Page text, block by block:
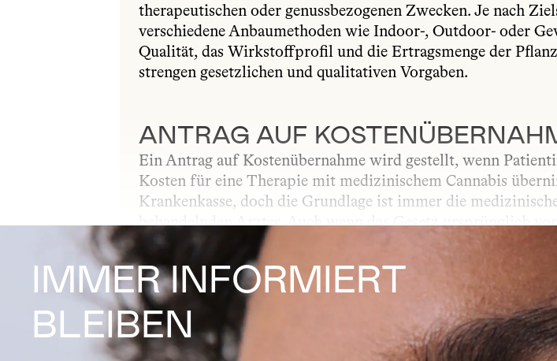
therapeutischen oder genussbezogenen Zwecken. Je nach
verschiedene Anbaumethoden wie Indoor-, Outdoor- oder
Qualität, das Wirkstoffprofil und die Ertragsmenge der
strengen gesetzlichen und qualitativen Vorgaben.
ANTRAG AUF
Ein Antrag auf Kostenübernahme wird gestellt, wenn
Kosten für eine Therapie mit medizinischem Cannabis
Krankenkasse, doch die Grundlage ist immer die
behandelnden Arztes. Auch wenn das Gesetz ursprünglich
Definition offen – entscheidend ist, dass die Therapie
daher sehr individuell erfolgen. Wird der Antrag abgelehnt,
APPLIKATIONSFORM
Applikationsform – auch Darreichungsform genannt –
IMMER INFORMIERT
BLEIBEN